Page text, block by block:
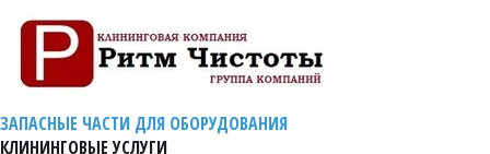
ЗАПАСНЫЕ ЧАСТИ ДЛЯ ОБОРУДОВАНИЯ
КЛИНИНГОВЫЕ УСЛУГИ